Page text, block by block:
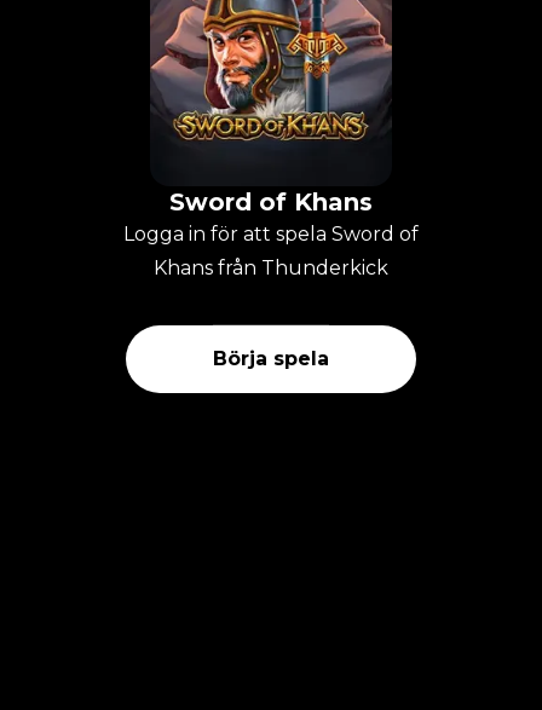
Sword of Khans
Logga in för att spela Sword of
Khans från Thunderkick
Börja spela